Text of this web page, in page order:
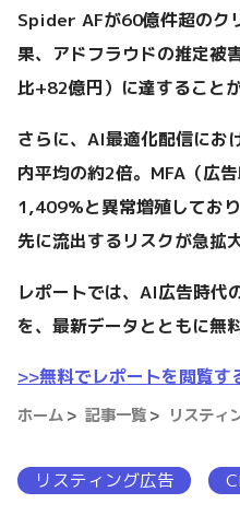
Spider AFが60億件超のク
果、アドフラウドの推定被
比+82億円）に達すること
さらに、AI最適化配信にお
内平均の約2倍。MFA（広
1,409%と異常増殖してお
先に流出するリスクが急拡
レポートでは、AI広告時代
を、最新データとともに無
>>無料でレポートを閲覧す
ホーム 記事一覧 リスティ
リスティング広告